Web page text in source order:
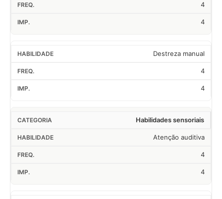
4
4
Destreza manual
4
4
Habilidades sensoriais
Atenção auditiva
4
4